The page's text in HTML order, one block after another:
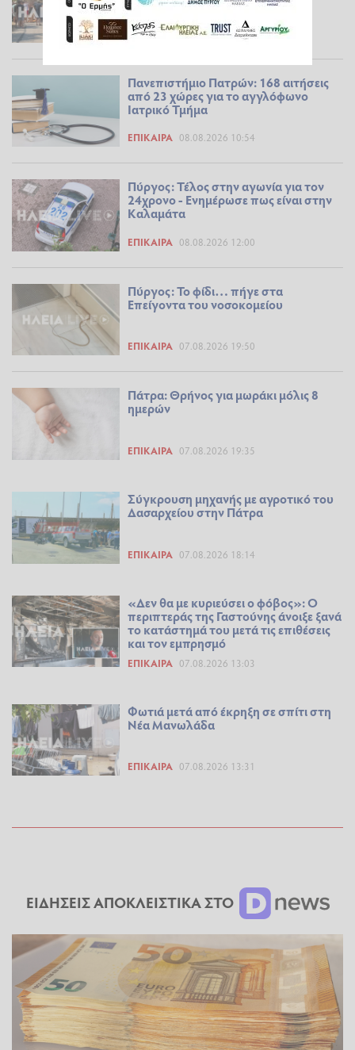
ΕΠΊΚΑΙΡΑ 08.08.2026 14:58
Πανεπιστήμιο Πατρών: 168 αιτήσεις
από 23 χώρες για το αγγλόφωνο
Ιατρικό Τμήμα
ΕΠΊΚΑΙΡΑ 08.08.2026 10:54
Πύργος: Τέλος στην αγωνία για τον
24χρονο - Ενημέρωσε πως είναι στην
Καλαμάτα
ΕΠΊΚΑΙΡΑ 08.08.2026 12:00
Πύργος: Το φίδι… πήγε στα
Επείγοντα του νοσοκομείου
ΕΠΊΚΑΙΡΑ 07.08.2026 19:50
Πάτρα: Θρήνος για μωράκι μόλις 8
ημερών
ΕΠΊΚΑΙΡΑ 07.08.2026 19:35
Σύγκρουση μηχανής με αγροτικό του
Δασαρχείου στην Πάτρα
ΕΠΊΚΑΙΡΑ 07.08.2026 18:14
«Δεν θα με κυριεύσει ο φόβος»: Ο
περιπτεράς της Γαστούνης άνοιξε ξανά
το κατάστημά του μετά τις επιθέσεις
και τον εμπρησμό
ΕΠΊΚΑΙΡΑ 07.08.2026 13:03
Φωτιά μετά από έκρηξη σε σπίτι στη
Νέα Μανωλάδα
ΕΠΊΚΑΙΡΑ 07.08.2026 13:31
ΕΙΔΗΣΕΙΣ ΑΠΟΚΛΕΙΣΤΙΚΑ ΣΤΟ